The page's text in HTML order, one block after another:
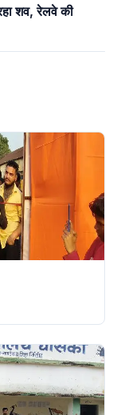
शव, रेलवे की